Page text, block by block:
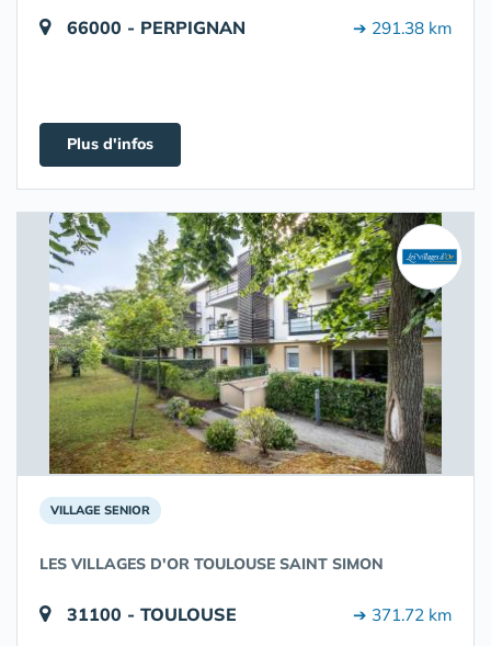
66000 - PERPIGNAN ➔ 291.38 km
Plus d'infos
VILLAGE SENIOR
LES VILLAGES D'OR TOULOUSE SAINT SIMON
31100 - TOULOUSE ➔ 371.72 km